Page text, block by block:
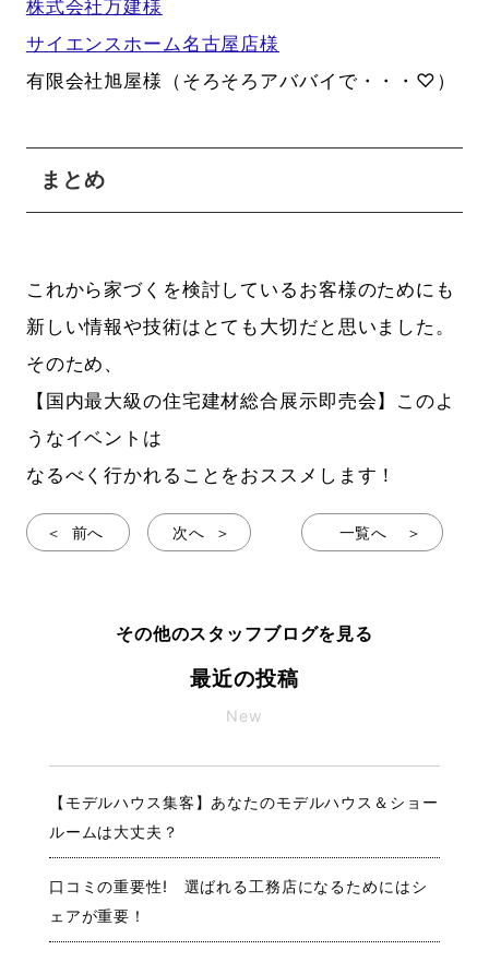
株式会社万建様
サイエンスホーム名古屋店様
有限会社旭屋様（そろそろアババイで・・・♡）
まとめ
これから家づくを検討しているお客様のためにも
新しい情報や技術はとても大切だと思いました。
そのため、
【国内最大級の住宅建材総合展示即売会】このよ
うなイベントは
なるべく行かれることをおススメします！
一覧へ
前へ 次へ
その他のスタッフブログを見る
最近の投稿
New
【モデルハウス集客】あなたのモデルハウス＆ショー
ルームは大丈夫？
口コミの重要性! 選ばれる工務店になるためにはシ
ェアが重要！